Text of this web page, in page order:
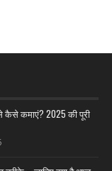
कैसे कमाएं? 2025 की पूरी